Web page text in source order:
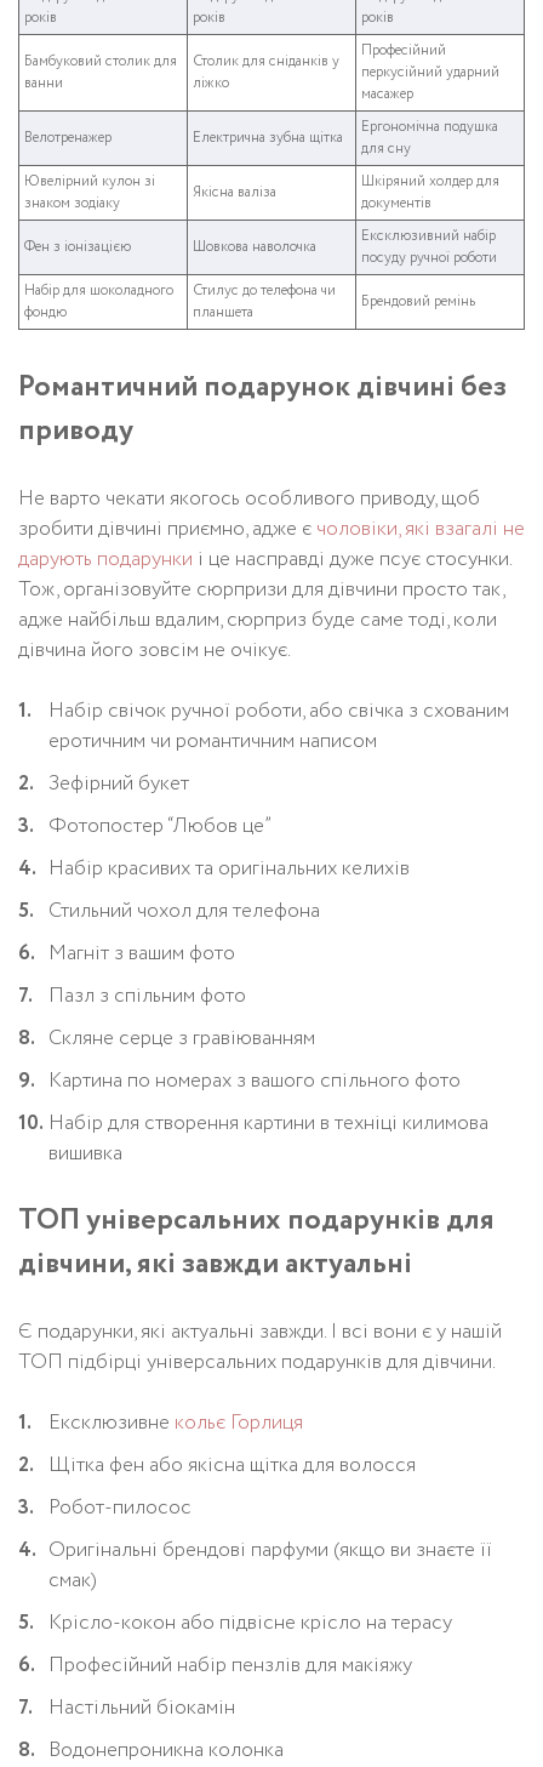
років
років
років
Бамбуковий столик для
ванни
Столик для сніданків у
ліжко
Професійний
перкусійний ударний
масажер
Велотренажер Електрична зубна щітка
Ергономічна подушка
для сну
Ювелірний кулон зі
знаком зодіаку
Якісна валіза
Шкіряний холдер для
документів
Фен з іонізацією Шовкова наволочка
Ексклюзивний набір
посуду ручної роботи
Набір для шоколадного
фондю
Стилус до телефона чи
планшета
Брендовий ремінь
Романтичний подарунок дівчині без
приводу
Не варто чекати якогось особливого приводу, щоб
зробити дівчині приємно, адже є чоловіки, які взагалі не
дарують подарунки і це насправді дуже псує стосунки.
Тож, організовуйте сюрпризи для дівчини просто так,
адже найбільш вдалим, сюрприз буде саме тоді, коли
дівчина його зовсім не очікує.
Набір свічок ручної роботи, або свічка з схованим
еротичним чи романтичним написом
Зефірний букет
Фотопостер “Любов це”
Набір красивих та оригінальних келихів
Стильний чохол для телефона
Магніт з вашим фото
Пазл з спільним фото
Скляне серце з гравіюванням
Картина по номерах з вашого спільного фото
Набір для створення картини в техніці килимова
вишивка
ТОП універсальних подарунків для
дівчини, які завжди актуальні
Є подарунки, які актуальні завжди. І всі вони є у нашій
ТОП підбірці універсальних подарунків для дівчини.
Ексклюзивне кольє Горлиця
Щітка фен або якісна щітка для волосся
Робот-пилосос
Оригінальні брендові парфуми (якщо ви знаєте її
смак)
Крісло-кокон або підвісне крісло на терасу
Професійний набір пензлів для макіяжу
Настільний біокамін
Водонепроникна колонка